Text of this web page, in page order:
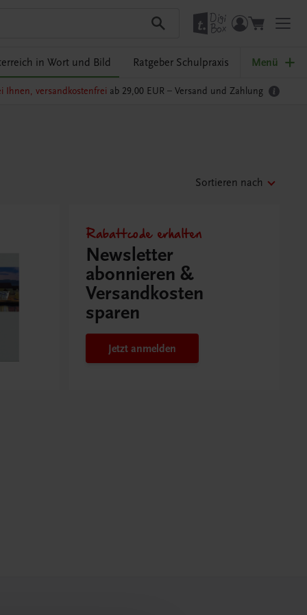
in Wort und Bild Ratgeber Schulpraxis Menü
Ihnen, versandkostenfrei ab 29,00 EUR – Versand und Zahlung
Sortieren nach
Rabattcode erhalten
Newsletter
abonnieren &
Versandkosten
sparen
Jetzt anmelden